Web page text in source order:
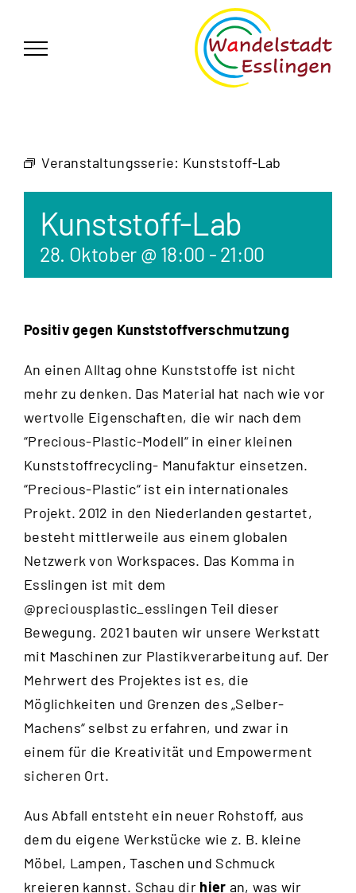
springen
Veranstaltungsserie: Kunststoff-Lab
Kunststoff-Lab
28. Oktober @ 18:00 - 21:00
Positiv gegen Kunststoffverschmutzung
An einen Alltag ohne Kunststoffe ist nicht
mehr zu denken. Das Material hat nach wie vor
wertvolle Eigenschaften, die wir nach dem
“Precious-Plastic-Modell“ in einer kleinen
Kunststoffrecycling- Manufaktur einsetzen.
“Precious-Plastic“ ist ein internationales
Projekt. 2012 in den Niederlanden gestartet,
besteht mittlerweile aus einem globalen
Netzwerk von Workspaces. Das Komma in
Esslingen ist mit dem
@preciousplastic_esslingen Teil dieser
Bewegung. 2021 bauten wir unsere Werkstatt
mit Maschinen zur Plastikverarbeitung auf. Der
Mehrwert des Projektes ist es, die
Möglichkeiten und Grenzen des „Selber-
Machens“ selbst zu erfahren, und zwar in
einem für die Kreativität und Empowerment
sicheren Ort.
Aus Abfall entsteht ein neuer Rohstoff, aus
dem du eigene Werkstücke wie z. B. kleine
Möbel, Lampen, Taschen und Schmuck
kreieren kannst. Schau dir hier an, was wir